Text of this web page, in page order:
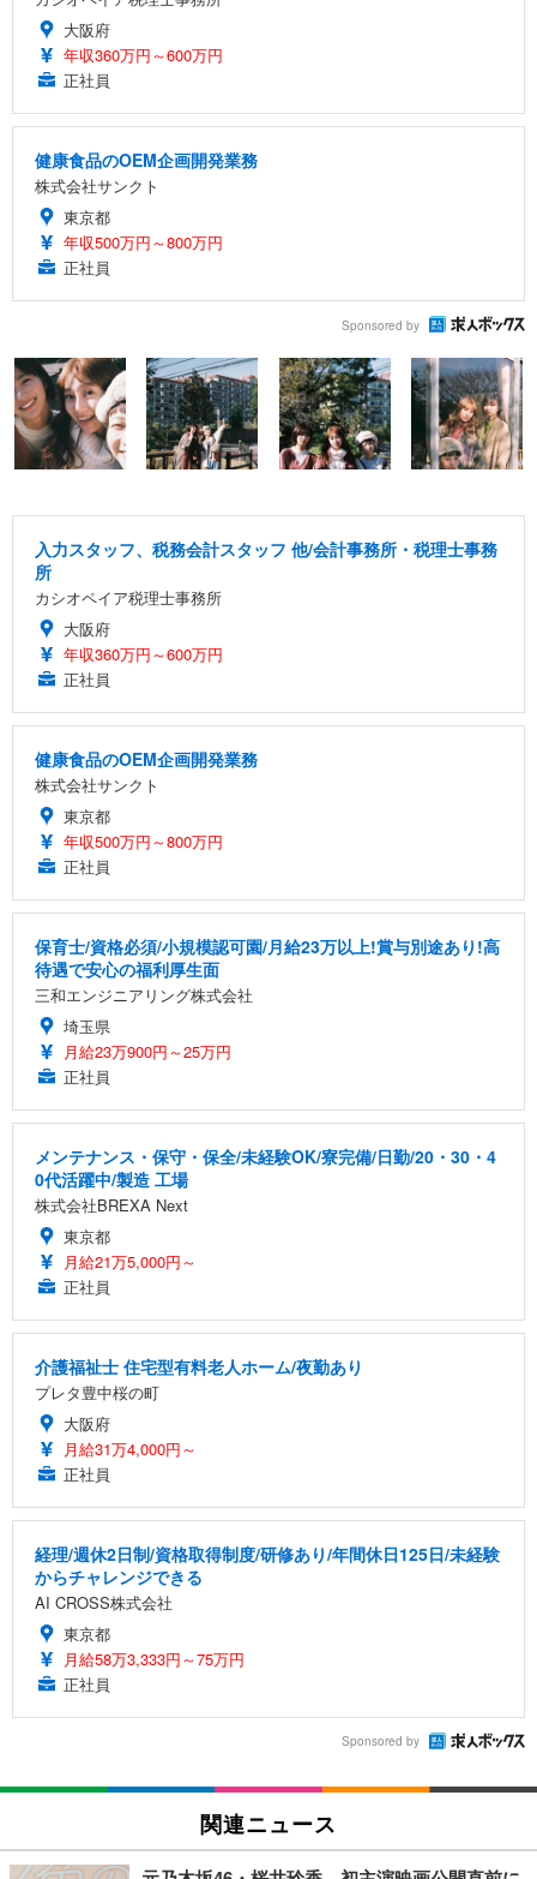
大阪府
年収360万円～600万円
正社員
健康食品のOEM企画開発業務
株式会社サンクト
東京都
年収500万円～800万円
正社員
Sponsored by
入力スタッフ、税務会計スタッフ 他/会計事務所・税理士事務
所
カシオペイア税理士事務所
大阪府
年収360万円～600万円
正社員
健康食品のOEM企画開発業務
株式会社サンクト
東京都
年収500万円～800万円
正社員
保育士/資格必須/小規模認可園/月給23万以上!賞与別途あり!高
待遇で安心の福利厚生面
三和エンジニアリング株式会社
埼玉県
月給23万900円～25万円
正社員
メンテナンス・保守・保全/未経験OK/寮完備/日勤/20・30・4
0代活躍中/製造 工場
株式会社BREXA Next
東京都
月給21万5,000円～
正社員
介護福祉士 住宅型有料老人ホーム/夜勤あり
プレタ豊中桜の町
大阪府
月給31万4,000円～
正社員
経理/週休2日制/資格取得制度/研修あり/年間休日125日/未経験
からチャレンジできる
AI CROSS株式会社
東京都
月給58万3,333円～75万円
正社員
Sponsored by
関連ニュース